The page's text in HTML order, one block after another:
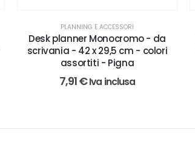
PLANNING E ACCESSORI
Desk planner Monocromo - da
scrivania - 42 x 29,5 cm - colori
assortiti - Pigna
7,91€Iva inclusa